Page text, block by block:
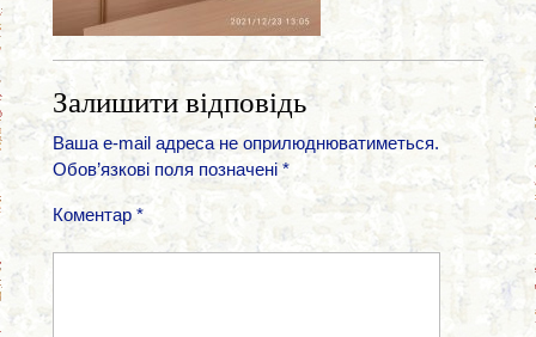
Залишити відповідь
Ваша e-mail адреса не оприлюднюватиметься.
Обов’язкові поля позначені*
Коментар *